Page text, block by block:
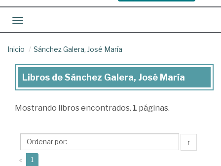
Toggle navigation
Inicio Sánchez Galera, José María
Libros
Sánchez
José
María
Libros de Sánchez Galera, José María
Mostrando libros encontrados. 1 páginas.
↑
« 1